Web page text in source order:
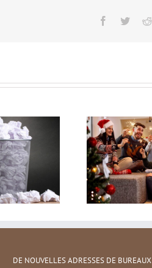
Facebook
Twitter
DE NOUVELLES ADRESSES DE